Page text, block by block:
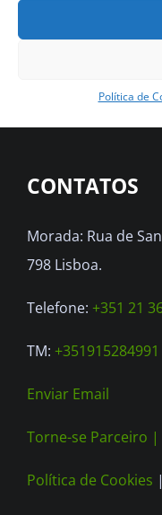
Política de
has
The
may
chosen
on
the
page
CONTATOS
Morada: Rua de
798 Lisboa.
Telefone: +351 21
TM: +351915284991
Enviar Email
Torne-se Parceiro |
Política de Cookies |